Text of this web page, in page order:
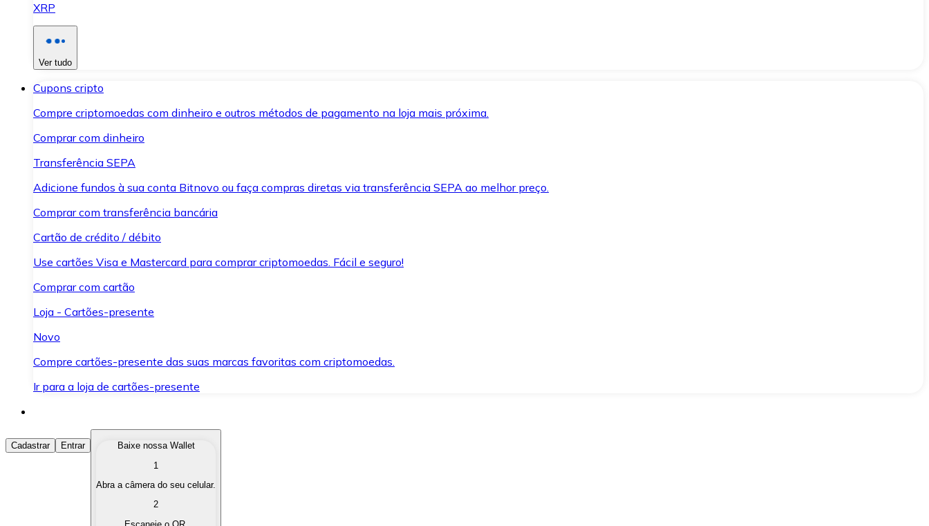
XRP
Ver tudo
Cupons cripto
Compre criptomoedas com dinheiro e outros métodos de pagamento na loja mais próxima.
Comprar com dinheiro
Transferência SEPA
Adicione fundos à sua conta Bitnovo ou faça compras diretas via transferência SEPA ao melhor preço.
Comprar com transferência bancária
Cartão de crédito / débito
Use cartões Visa e Mastercard para comprar criptomoedas. Fácil e seguro!
Comprar com cartão
Loja - Cartões-presente
Novo
Compre cartões-presente das suas marcas favoritas com criptomoedas.
Ir para a loja de cartões-presente
Comprar Criptomoedas
Compre as criptomoedas de seu interesse de forma rápida e segura.
Converta suas criptomoedas em moeda fiduciária quando precisar.
Cadastrar Entrar
Baixe nossa Wallet
1
Abra a câmera do seu celular.
2